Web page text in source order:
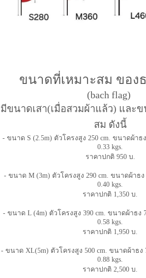
ขนาดที่เหมาะสม ของ
(bach flag)
มีขนาดเสา(เมื่อสวมผ้าแล้ว) และข
สม ดังนี้
- ขนาด S (2.5m) ตัวโครงสูง 250 cm. ขนาดผ้าธ
0.33 kgs.
ราคาปกติ 950 บ.
- ขนาด M (3m) ตัวโครงสูง 290 cm. ขนาดผ้าธ
0.40 kgs.
ราคาปกติ 1,350 บ.
- ขนาด L (4m) ตัวโครงสูง 390 cm. ขนาดผ้าธง
0.58 kgs.
ราคาปกติ 1,950 บ.
- ขนาด XL(5m) ตัวโครงสูง 500 cm. ขนาดผ้าธง
0.88 kgs.
ราคาปกติ 2,500 บ.